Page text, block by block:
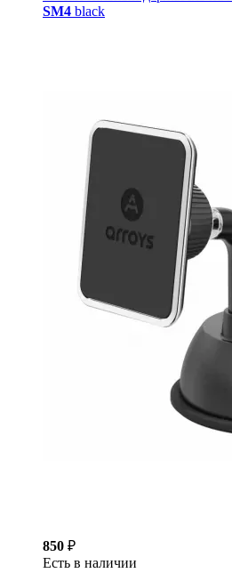
SM4 black
850 ₽
Есть в наличии